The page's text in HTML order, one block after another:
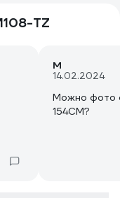
TZ
М
14.02.2024
Можно фото
154CM?